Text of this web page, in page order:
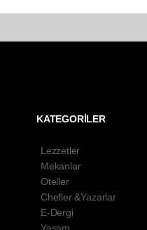
KATEGORİLER
Lezzetler
Mekanlar
Oteller
Chefler &Yazarlar
E-Dergi